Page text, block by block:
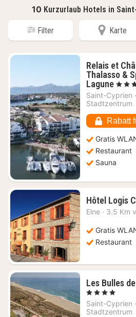
10 Kurzurlaub Hotels in
Filter Karte
Relais et
Thalasso &
Lagune1
Nacht
ab
€
, 5
Saint-Cyprien ·
Stadtzentrum
Rabatt
Gratis
Restaurant
Sauna
Hôtel Logis
Elne · 3.5 Km
Gratis
Restaurant
Les Bulles
, 4 Sterne
Saint-Cyprien ·
Stadtzentrum